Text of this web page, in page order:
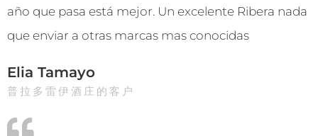
año que pasa está mejor. Un excelente Ribera nada
que enviar a otras marcas mas conocidas
Elia Tamayo
普拉多雷伊酒庄的客户